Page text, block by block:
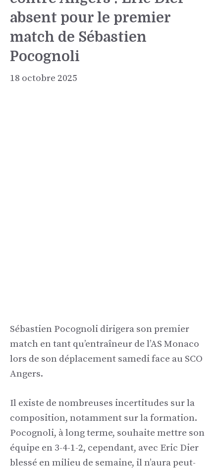
absent pour le premier
match de Sébastien
Pocognoli
18 octobre 2025
Sébastien Pocognoli dirigera son premier
match en tant qu’entraîneur de l’AS Monaco
lors de son déplacement samedi face au SCO
Angers.
Il existe de nombreuses incertitudes sur la
composition, notamment sur la formation.
Pocognoli, à long terme, souhaite mettre son
équipe en 3-4-1-2, cependant, avec Eric Dier
blessé en milieu de semaine, il n’aura peut-